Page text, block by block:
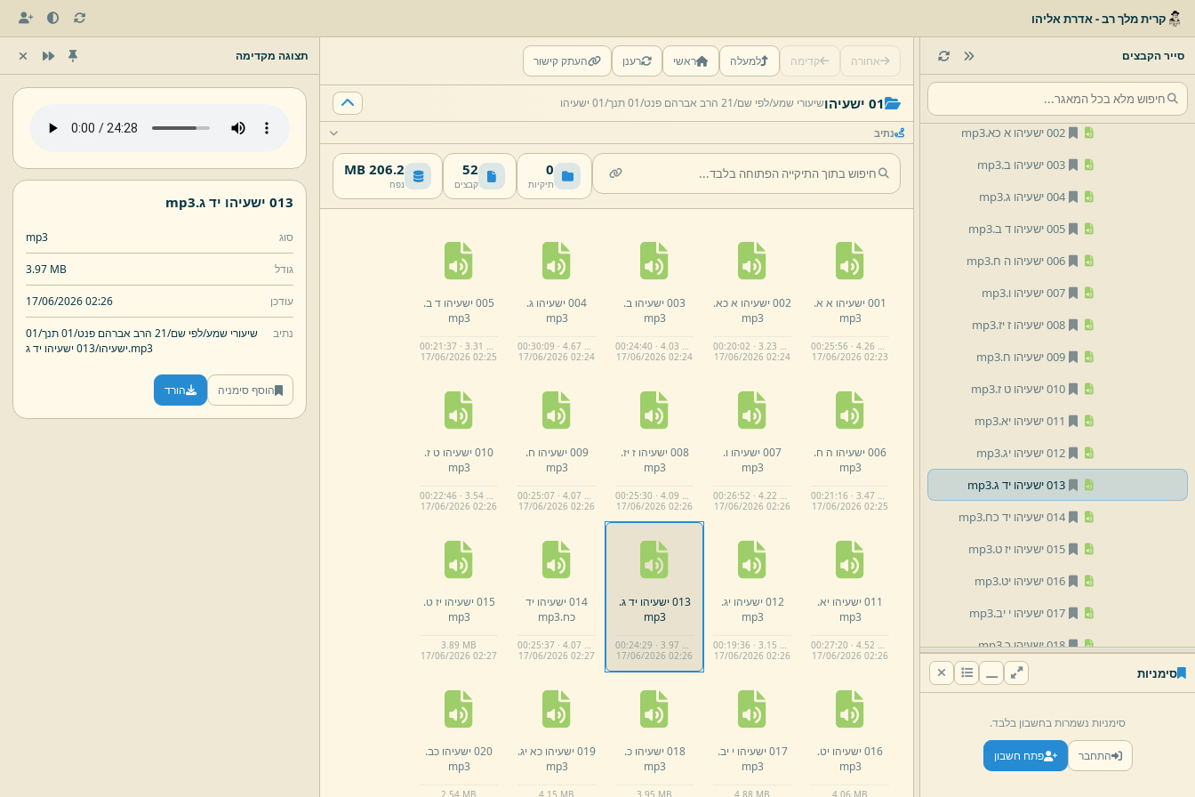
קרית מלך רב - אדרת אליהו
סייר הקבצים
01 תנך
001 ישעיהו א א.
002 ישעיהו א כא.
mp3
003 ישעיהו ב.
mp3
004 ישעיהו ג.
mp3
005 ישעיהו ד ב.
mp3
006 ישעיהו ה ח.
mp3
007 ישעיהו ו.
mp3
008 ישעיהו ז יז.
mp3
009 ישעיהו ח.
mp3
010 ישעיהו ט ז.
mp3
011 ישעיהו יא.
mp3
012 ישעיהו יג.
mp3
013 ישעיהו יד ג.
mp3
014 ישעיהו יד כח.
mp3
015 ישעיהו יז ט.
mp3
016 ישעיהו יט.
mp3
017 ישעיהו י יב.
mp3
018 ישעיהו כ.
mp3
mp3
021 ישעיהו כג.
mp3
023 ישעיהו כה.
mp3
סימניות
סימניות נשמרות בחשבון בלבד.
התחבר פתח חשבון
אחורה קדימה למעלה ראשי רענן העתק קישור
01 ישעיהו שיעורי שמע/לפי שם/21 הרב אברהם פנט/ 01 תנך/ 01 ישעיהו
נתיב
0
תיקיות
52
קבצים
206.2 MB
נפח
001 ישעיהו א א.
mp3
00:25:56 · 4.26 MB
17/06/2026 02:23
002 ישעיהו א כא.
mp3
00:20:02 · 3.23 MB
17/06/2026 02:24
003 ישעיהו ב.
mp3
00:24:40 · 4.03 MB
17/06/2026 02:24
004 ישעיהו ג.
mp3
00:30:09 · 4.67 MB
17/06/2026 02:24
005 ישעיהו ד ב.
mp3
00:21:37 · 3.31 MB
17/06/2026 02:25
006 ישעיהו ה ח.
mp3
00:21:16 · 3.47 MB
17/06/2026 02:25
007 ישעיהו ו.
mp3
00:26:52 · 4.22 MB
17/06/2026 02:26
008 ישעיהו ז יז.
mp3
00:25:30 · 4.09 MB
17/06/2026 02:26
009 ישעיהו ח.
mp3
00:25:07 · 4.07 MB
17/06/2026 02:26
010 ישעיהו ט ז.
mp3
00:22:46 · 3.54 MB
17/06/2026 02:26
011 ישעיהו יא.
mp3
00:27:20 · 4.52 MB
17/06/2026 02:26
012 ישעיהו יג.
mp3
00:19:36 · 3.15 MB
17/06/2026 02:26
013 ישעיהו יד ג.
mp3
00:24:29 · 3.97 MB
17/06/2026 02:26
014 ישעיהו יד
כח.mp3
00:25:37 · 4.07 MB
17/06/2026 02:27
015 ישעיהו יז ט.
mp3
3.89 MB
17/06/2026 02:27
016 ישעיהו יט.
mp3
4. 06 MB
017 ישעיהו י יב.
mp3
4. 88 MB
018 ישעיהו כ.
mp3
3. 95 MB
019 ישעיהו כא יג.
mp3
4. 15 MB
020 ישעיהו כב.
mp3
2. 54 MB
תצוגה מקדימה
013 ישעיהו יד ג. mp3
סוג mp3
גודל 3.97 MB
עודכן 17/06/2026 02:26
נתיב שיעורי שמע/לפי שם/21 הרב אברהם פנט/ 01 תנך/
01
ישעיהו/013 ישעיהו יד ג.mp3
הוסף סימניה הורד